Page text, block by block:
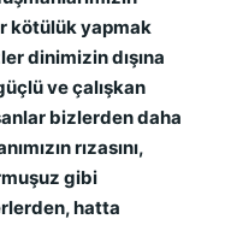
kötülük yapmak
dinimizin dışına
ve çalışkan
bizlerden daha
rızasını,
gibi
hatta